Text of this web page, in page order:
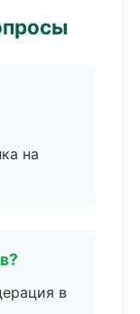
на
в